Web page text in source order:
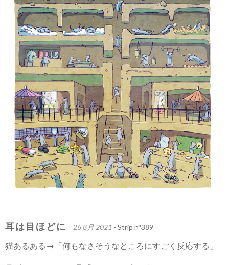
耳は目ほどに 26 8月 2021 - Strip n°389
猫あるある→「何もなさそうなところにすごく反応する」